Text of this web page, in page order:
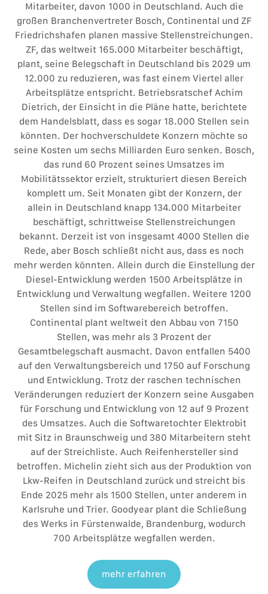
Mitarbeiter, davon 1000 in Deutschland. Auch die
großen Branchenvertreter Bosch, Continental und ZF
Friedrichshafen planen massive Stellenstreichungen.
ZF, das weltweit 165.000 Mitarbeiter beschäftigt,
plant, seine Belegschaft in Deutschland bis 2029 um
12.000 zu reduzieren, was fast einem Viertel aller
Arbeitsplätze entspricht. Betriebsratschef Achim
Dietrich, der Einsicht in die Pläne hatte, berichtete
dem Handelsblatt, dass es sogar 18.000 Stellen sein
könnten. Der hochverschuldete Konzern möchte so
seine Kosten um sechs Milliarden Euro senken. Bosch,
das rund 60 Prozent seines Umsatzes im
Mobilitätssektor erzielt, strukturiert diesen Bereich
komplett um. Seit Monaten gibt der Konzern, der
allein in Deutschland knapp 134.000 Mitarbeiter
beschäftigt, schrittweise Stellenstreichungen
bekannt. Derzeit ist von insgesamt 4000 Stellen die
Rede, aber Bosch schließt nicht aus, dass es noch
mehr werden könnten. Allein durch die Einstellung der
Diesel-Entwicklung werden 1500 Arbeitsplätze in
Entwicklung und Verwaltung wegfallen. Weitere 1200
Stellen sind im Softwarebereich betroffen.
Continental plant weltweit den Abbau von 7150
Stellen, was mehr als 3 Prozent der
Gesamtbelegschaft ausmacht. Davon entfallen 5400
auf den Verwaltungsbereich und 1750 auf Forschung
und Entwicklung. Trotz der raschen technischen
Veränderungen reduziert der Konzern seine Ausgaben
für Forschung und Entwicklung von 12 auf 9 Prozent
des Umsatzes. Auch die Softwaretochter Elektrobit
mit Sitz in Braunschweig und 380 Mitarbeitern steht
auf der Streichliste. Auch Reifenhersteller sind
betroffen. Michelin zieht sich aus der Produktion von
Lkw-Reifen in Deutschland zurück und streicht bis
Ende 2025 mehr als 1500 Stellen, unter anderem in
Karlsruhe und Trier. Goodyear plant die Schließung
des Werks in Fürstenwalde, Brandenburg, wodurch
700 Arbeitsplätze wegfallen werden.
mehr erfahren